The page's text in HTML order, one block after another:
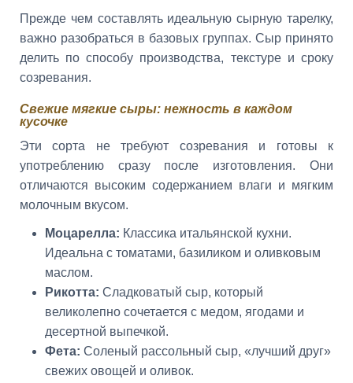
Прежде чем составлять идеальную сырную тарелку,
важно разобраться в базовых группах. Сыр принято
делить по способу производства, текстуре и сроку
созревания.
Свежие мягкие сыры: нежность в каждом
кусочке
Эти сорта не требуют созревания и готовы к
употреблению сразу после изготовления. Они
отличаются высоким содержанием влаги и мягким
молочным вкусом.
Моцарелла: Классика итальянской кухни.
Идеальна с томатами, базиликом и оливковым
маслом.
Рикотта: Сладковатый сыр, который
великолепно сочетается с медом, ягодами и
десертной выпечкой.
Фета: Соленый рассольный сыр, «лучший друг»
свежих овощей и оливок.